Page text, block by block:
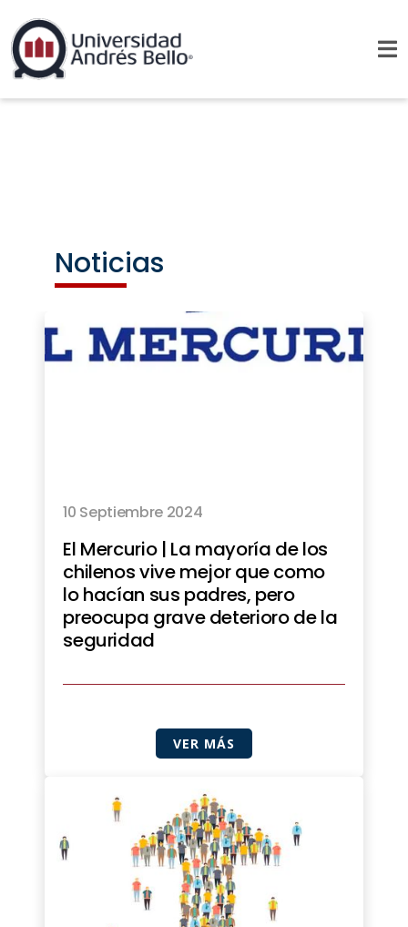
Noticias
10 Septiembre 2024
El Mercurio | La mayoría de los
chilenos vive mejor que como
lo hacían sus padres, pero
preocupa grave deterioro de la
seguridad
VER MÁS